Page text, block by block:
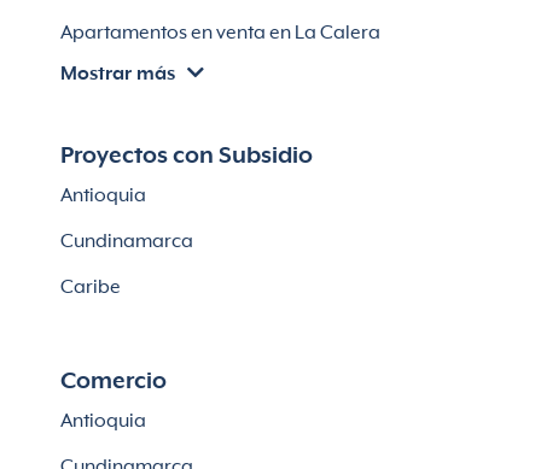
Apartamentos en venta en La Calera
Apartamentos en venta en Chía
Casas en Cajicá
Mostrar más
Proyectos con Subsidio
Antioquia
Cundinamarca
Caribe
Comercio
Antioquia